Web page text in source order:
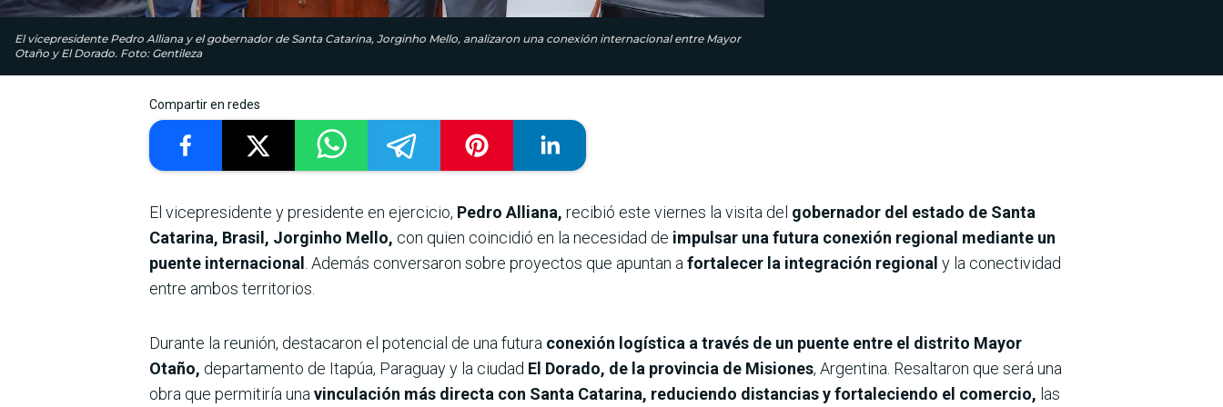
El vicepresidente Pedro Alliana y el gobernador de Santa Catarina, Jorginho Mello, analizaron una conexión internacional entre Mayor
Otaño y El Dorado. Foto: Gentileza
Compartir en redes
El vicepresidente y presidente en ejercicio, Pedro Alliana, recibió este viernes la visita del gobernador del estado de Santa
Catarina, Brasil, Jorginho Mello, con quien coincidió en la necesidad de impulsar una futura conexión regional mediante un
puente internacional . Además conversaron sobre proyectos que apuntan a fortalecer la integración regional y la conectividad
entre ambos territorios.
Durante la reunión, destacaron el potencial de una futura conexión logística a través de un puente entre el distrito Mayor
Otaño, departamento de Itapúa, Paraguay y la ciudad El Dorado, de la provincia de Misiones, Argentina. Resaltaron que será una
obra que permitiría una vinculación más directa con Santa Catarina, reduciendo distancias y fortaleciendo el comercio, las